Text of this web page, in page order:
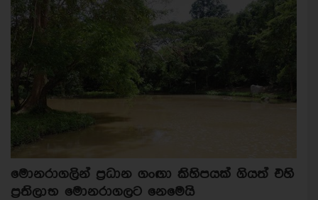
මොනරාගලින් ප්‍රධාන ගංඟා කිහිපයක් ගියත් එහි
ප්‍රතිලාභ මොනරාගලට නෙමෙයි